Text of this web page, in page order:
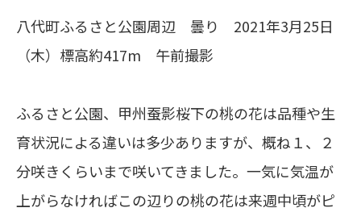
八代町ふるさと公園周辺 曇り 2021年3月25日
（木）標高約417m 午前撮影
ふるさと公園、甲州蚕影桜下の桃の花は品種や生
育状況による違いは多少ありますが、概ね１、２
分咲きくらいまで咲いてきました。一気に気温が
上がらなければこの辺りの桃の花は来週中頃がピ